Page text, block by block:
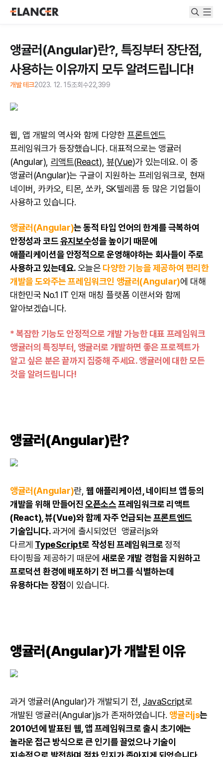
앵귤러(Angular)란?, 특징부터 장단점,
사용하는 이유까지 모두 알려드립니다!
개발 테크2023. 12. 15조회수22,399
웹, 앱 개발의 역사와 함께 다양한 프론트엔드
프레임워크가 등장했습니다. 대표적으로는 앵귤러
(Angular), 리액트(React), 뷰(Vue)가 있는데요. 이 중
앵귤러(Angular)는 구글이 지원하는 프레임워크로, 현재
네이버, 카카오, 티몬, 쏘카, SK텔레콤 등 많은 기업들이
사용하고 있습니다.
앵귤러(Angular)는 동적 타입 언어의 한계를 극복하여
안정성과 코드유지보수성을 높이기 때문에
애플리케이션을 안정적으로 운영해야하는 회사들이 주로
사용하고 있는데요.오늘은 다양한 기능을 제공하여 편리한
개발을 도와주는 프레임워크인 앵귤러(Angular)에 대해
대한민국 No.1 IT 인재 매칭 플랫폼 이랜서와 함께
알아보겠습니다.
* 복잡한 기능도 안정적으로 개발 가능한 대표 프레임워크
앵귤러의 특징부터, 앵귤러로 개발하면 좋은 프로젝트가
알고 싶은 분은 끝까지 집중해 주세요. 앵귤러에 대한 모든
것을 알려드립니다!
앵귤러(Angular)란?
앵귤러(Angular)란,웹 애플리케이션, 네이티브 앱 등의
개발을 위해 만들어진 오픈소스프레임워크로 리액트
(React), 뷰(Vue)와 함께 자주 언급되는프론트엔드
기술입니다.과거에 출시되었던 앵귤러js와
다르게 TypeScript로 작성된 프레임워크로정적
타이핑을 제공하기 때문에 새로운 개발 경험을 지원하고
프로덕션 환경에 배포하기 전 버그를 식별하는데
유용하다는 장점이 있습니다.
앵귤러(Angular)가 개발된 이유
과거 앵귤러(Angular)가 개발되기 전, JavaScript로
개발된 앵귤러(Angular)js가 존재하였습니다. 앵귤러js는
2010년에 발표된 웹, 앱 프레임워크로 출시 초기에는
놀라운 접근 방식으로 큰 인기를 끌었으나 기술이